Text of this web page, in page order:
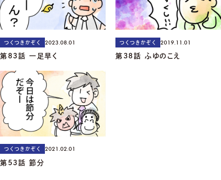
つくつきかぞく 2023.08.01
第83話 一足早く
つくつきかぞく 2019.11.01
第38話 ふゆのこえ
つくつきかぞく 2021.02.01
第53話 節分